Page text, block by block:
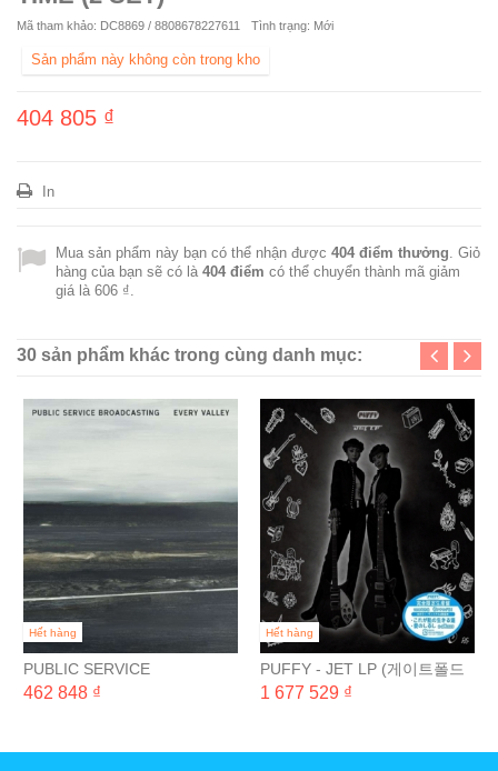
Mã tham khảo: DC8869 / 8808678227611 Tình trạng: Mới
Sản phẩm này không còn trong kho
404 805 ₫
In
Mua sản phẩm này bạn có thể nhận được 404 điểm thưởng . Giỏ
hàng của bạn sẽ có là 404 điểm có thể chuyển thành mã giảm
giá là 606 ₫
30 sản phẩm khác trong cùng danh mục:
Hết hàng
PUBLIC SERVICE
BROADCASTING - EVERY
462 848 ₫
Hết hàng
PUFFY - JET LP (게이트폴드
완전 일본 생산 한정반) [2LP]
1 677 529 ₫